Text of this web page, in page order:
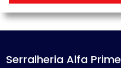
Serralheria Alfa Prime